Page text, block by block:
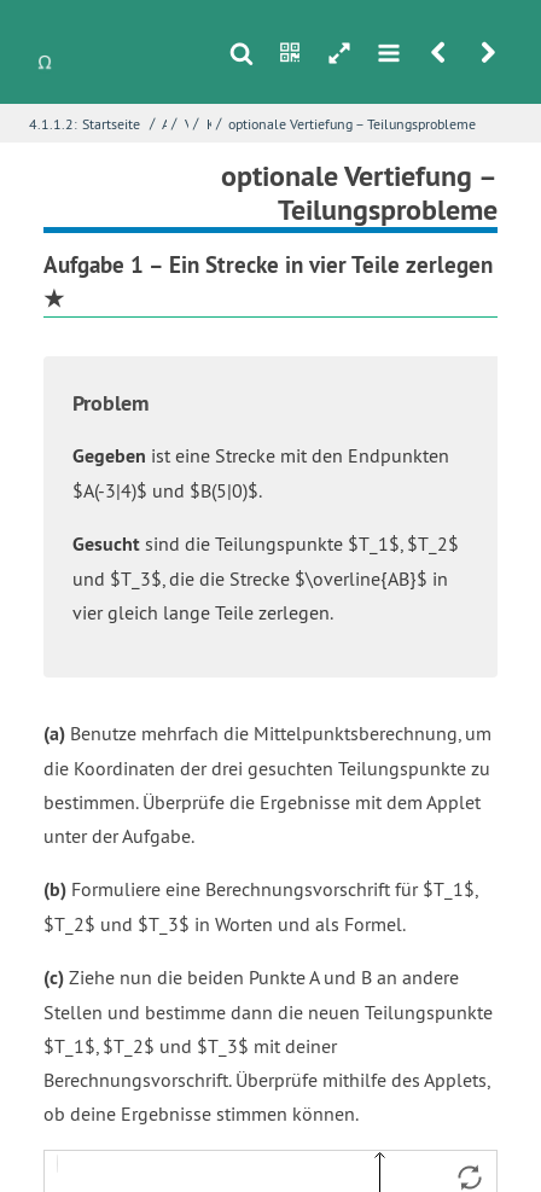
s n h m r u
4.1.1.2: Startseite / Analytische Geometrie
/ Vektoren
/ Koordinatengeometrie
/ optionale Vertiefung – Teilungsprobleme
optionale Vertiefung –
Teilungsprobleme
Aufgabe 1 – Ein Strecke in vier Teile zerlegen
★
Problem
Gegeben ist eine Strecke mit den Endpunkten
$A(-3|4)$ und $B(5|0)$.
Gesucht sind die Teilungspunkte $T_1$, $T_2$
und $T_3$, die die Strecke $\overline{AB}$ in
vier gleich lange Teile zerlegen.
(a) Benutze mehrfach die Mittelpunktsberechnung, um
die Koordinaten der drei gesuchten Teilungspunkte zu
bestimmen. Überprüfe die Ergebnisse mit dem Applet
unter der Aufgabe.
(b) Formuliere eine Berechnungsvorschrift für $T_1$,
$T_2$ und $T_3$ in Worten und als Formel.
(c) Ziehe nun die beiden Punkte A und B an andere
Stellen und bestimme dann die neuen Teilungspunkte
$T_1$, $T_2$ und $T_3$ mit deiner
Berechnungsvorschrift. Überprüfe mithilfe des Applets,
ob deine Ergebnisse stimmen können.
E-Mail *
Fehlerbeschreibung*